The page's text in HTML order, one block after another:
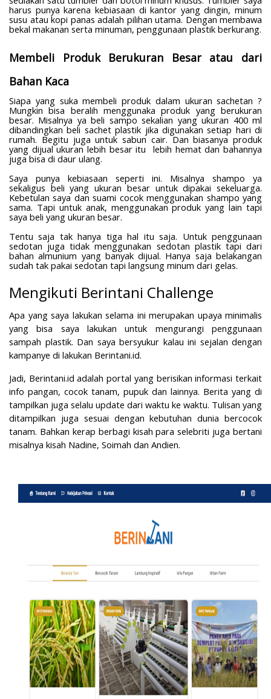
harus punya karena kebiasaan di kantor yang dingin, minum
susu atau kopi panas adalah pilihan utama. Dengan membawa
bekal makanan serta minuman, penggunaan plastik berkurang.
Membeli Produk Berukuran Besar atau dari
Bahan Kaca
Siapa yang suka membeli produk dalam ukuran sachetan ?
Mungkin bisa beralih menggunaka produk yang berukuran
besar. Misalnya ya beli sampo sekalian yang ukuran 400 ml
dibandingkan beli sachet plastik jika digunakan setiap hari di
rumah. Begitu juga untuk sabun cair. Dan biasanya produk
yang dijual ukuran lebih besar itu
lebih hemat dan bahannya
juga bisa di daur ulang.
Saya punya kebiasaan seperti ini. Misalnya shampo ya
sekaligus beli yang ukuran besar untuk dipakai sekeluarga.
Kebetulan saya dan suami cocok menggunakan shampo yang
sama. Tapi untuk anak, menggunakan produk yang lain tapi
saya beli yang ukuran besar.
Tentu saja tak hanya tiga hal itu saja. Untuk penggunaan
sedotan juga tidak menggunakan sedotan plastik tapi dari
bahan almunium yang banyak dijual. Hanya saja belakangan
sudah tak pakai sedotan tapi langsung minum dari gelas.
Mengikuti Berintani Challenge
Apa yang saya lakukan selama ini merupakan upaya minimalis
yang bisa saya lakukan untuk mengurangi penggunaan
sampah plastik. Dan saya bersyukur kalau ini sejalan dengan
kampanye di lakukan Berintani.id.
Jadi, Berintani.id adalah portal yang berisikan informasi terkait
info pangan, cocok tanam, pupuk dan lainnya. Berita yang di
tampilkan juga selalu update dari waktu ke waktu. Tulisan yang
ditampilkan juga sesuai dengan kebutuhan dunia bercocok
tanam. Bahkan kerap berbagi kisah para selebriti juga bertani
misalnya kisah Nadine, Soimah dan Andien.